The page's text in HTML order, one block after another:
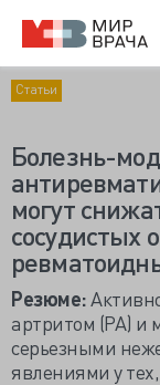
Статьи
Болезнь-
могут
сосудистых
Резюме:
артритом (РА) и
серьезными
явлениями у